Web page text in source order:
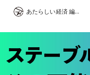
あたらしい経済 編集部